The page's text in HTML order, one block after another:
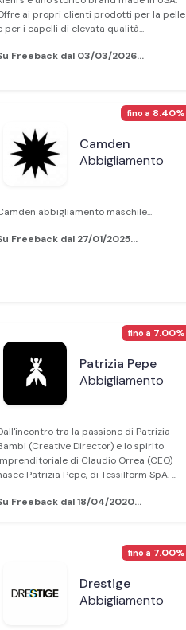
ai propri clienti prodotti per la pelle
per i capelli di elevata qualità...
Freeback dal 03/03/2026...
Camden
Abbigliamento
abbigliamento maschile...
Freeback dal 27/01/2025...
fino a 8.40%
Patrizia Pepe
Abbigliamento
tra la passione di Patrizia
(Creative Director) e lo spirito
di Claudio Orrea (CEO)
Patrizia Pepe, di Tessilform SpA. ...
Freeback dal 18/04/2020...
fino a 7.00%
Drestige
Abbigliamento
fino a 7.00%